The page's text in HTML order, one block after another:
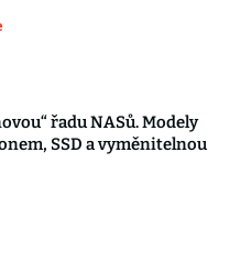
řadu NASů. Modely
SSD a vyměnitelnou